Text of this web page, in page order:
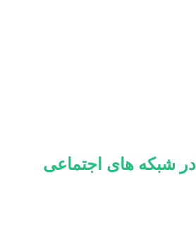
در شبکه های اجتماعی